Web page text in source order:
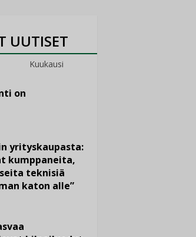
UUTISET
Kuukausi
on
yrityskaupasta:
kumppaneita,
teknisiä
katon alle”